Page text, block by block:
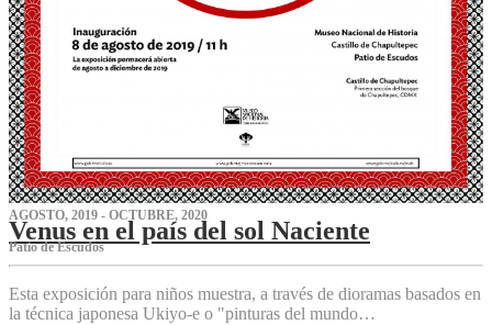
AGOSTO, 2019 - OCTUBRE, 2020
Venus en el país del sol Naciente
P‌atio de Escudos
Esta exposición para niños muestra, a través de dioramas basados en
la técnica japonesa Ukiyo-e o "pinturas del mundo…